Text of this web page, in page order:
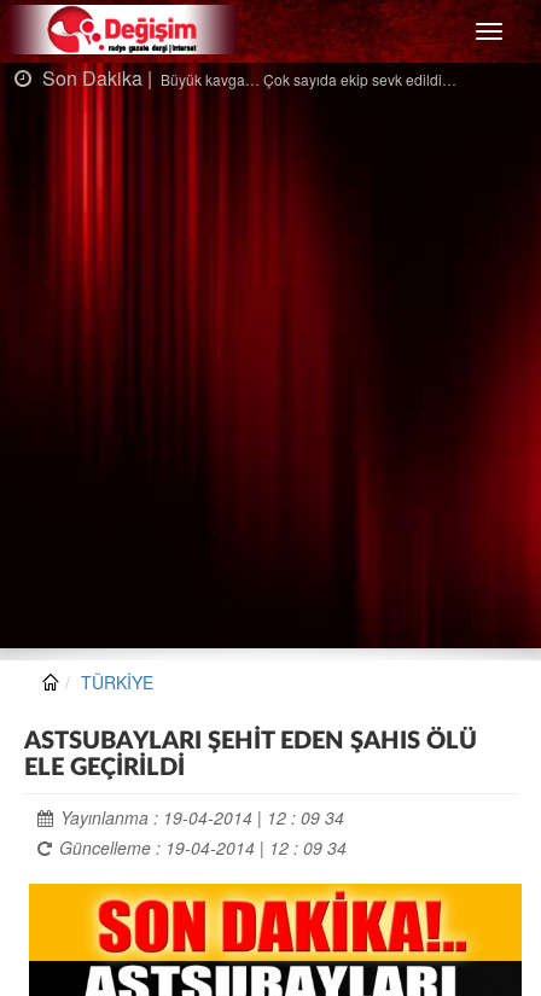
Menü
edildi… Son Dakika |Ağaçtan düştü…
TÜRKİYE
ASTSUBAYLARI ŞEHİT EDEN ŞAHIS ÖLÜ
ELE GEÇİRİLDİ
Yayınlanma : 19-04-2014 | 12 : 09 34
Güncelleme : 19-04-2014 | 12 : 09 34